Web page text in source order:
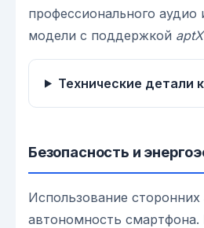
профессионального аудио
модели с поддержкой
Технические детали
Безопасность и
Использование
автономность